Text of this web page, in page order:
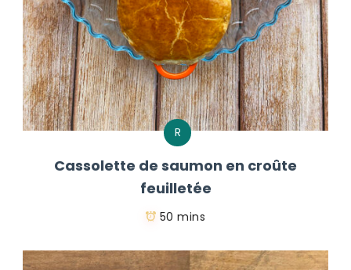
R
Cassolette de saumon en croûte
feuilletée
50 mins